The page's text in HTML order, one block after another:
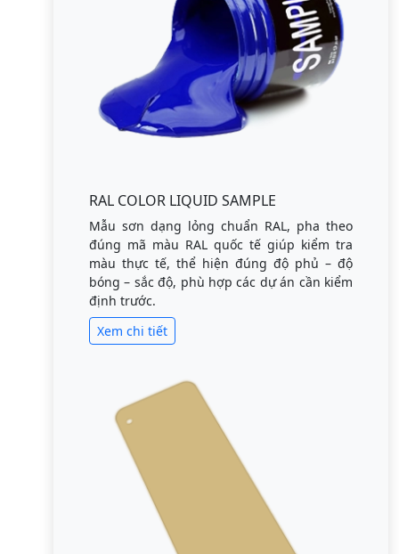
RAL COLOR LIQUID SAMPLE
Mẫu sơn dạng lỏng chuẩn RAL, pha theo
đúng mã màu RAL quốc tế giúp kiểm tra
màu thực tế, thể hiện đúng độ phủ – độ
bóng – sắc độ, phù hợp các dự án cần kiểm
định trước.
Xem chi tiết